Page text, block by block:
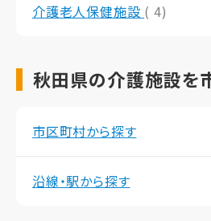
介護老人保健施設 ( 4)
秋田県の介護施設を
市区町村から探す
沿線・駅から探す